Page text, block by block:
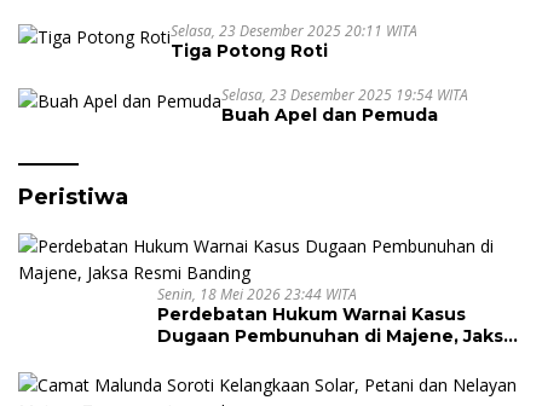
Nuansa Kebersamaan
Selasa, 23 Desember 2025 20:11 WITA
Tiga Potong Roti
Selasa, 23 Desember 2025 19:54 WITA
Buah Apel dan Pemuda
Peristiwa
Senin, 18 Mei 2026 23:44 WITA
Perdebatan Hukum Warnai Kasus
Dugaan Pembunuhan di Majene, Jaksa